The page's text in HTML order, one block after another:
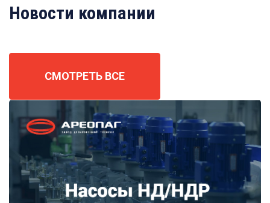
Новости компании
СМОТРЕТЬ ВСЕ